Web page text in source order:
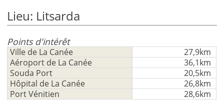
Lieu: Litsarda
Points d'intérêt
Ville de La Canée
27,9km
Aéroport de La Canée
36,1km
Souda Port
20,5km
Hôpital de La Canée
26,8km
Port Vénitien
28,6km